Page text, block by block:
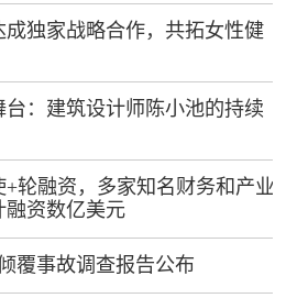
独家战略合作，共拓女性健
：建筑设计师陈小池的持续
轮融资，多家知名财务和产业
融资数亿美元
覆事故调查报告公布